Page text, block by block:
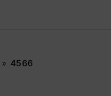
» 4566